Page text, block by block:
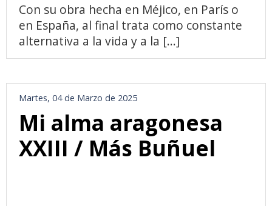
Con su obra hecha en Méjico, en París o
en España, al final trata como constante
alternativa a la vida y a la [...]
Martes, 04 de Marzo de 2025
Mi alma aragonesa
XXIII / Más Buñuel